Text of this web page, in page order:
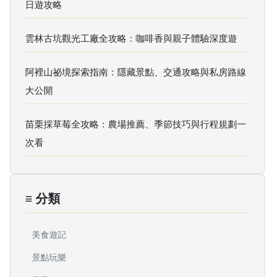
日遊攻略
雲林古坑觀光工廠全攻略：咖啡香與親子體驗深度遊
阿裡山祕境探索指南：隱藏景點、交通攻略與私房路線
大公開
苗栗採草莓全攻略：農場推薦、季節技巧與行程規劃一
次看
≡ 分類
美食遊記
景點玩樂